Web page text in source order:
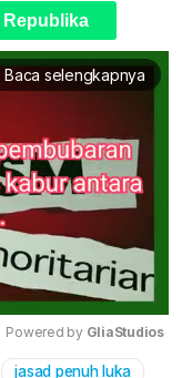
Republika
Baca selengkapnya
Powered by GliaStudios
jasad penuh luka